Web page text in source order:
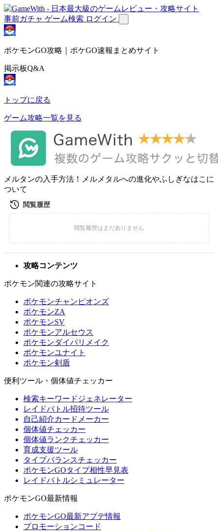
事前ガチャ ゲーム検索 ログイン
ポケモンGO攻略｜ポケGO速報まとめサイト
掲示板Q&A
トップに戻る
ゲーム攻略一覧を見る
メルタンの入手方法！メルメタルへの進化やふしぎなはこに
ついて
攻略コンテンツ
ポケモン関連の攻略サイト
ポケモンチャンピオンズ
ポケモンZA
ポケモンSV
ポケモンアルセウス
ポケモンダイパリメイク
ポケモンユナイト
ポケモン剣盾
便利ツール・個体値チェッカー
検索キーワードジェネレーター
レイドバトル招待ツール
自己紹介カードメーカー
個体値チェッカー
個体値ランクチェッカー
育成支援ツール
タイプバランスチェッカー
ポケモンGOタイプ相性早見表
レイドバトルシミュレーター
ポケモンGO最新情報
ポケモンGO最新アプデ情報
プロモーションコード